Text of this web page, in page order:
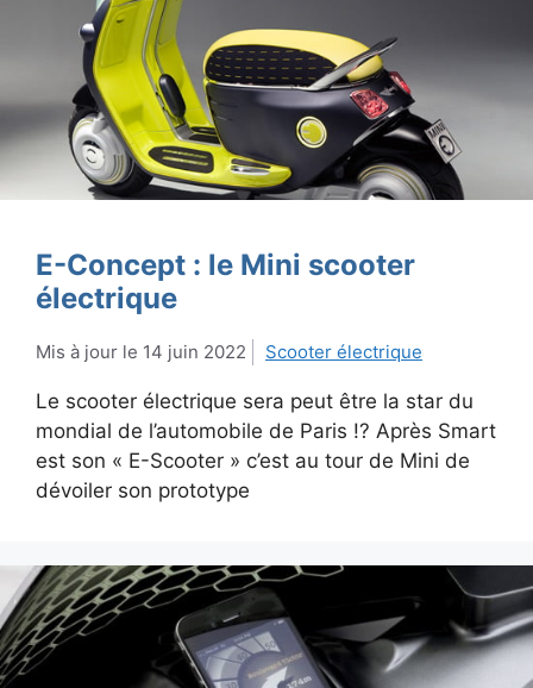
E-Concept : le Mini scooter
électrique
14 juin 2022 Scooter électrique
Le scooter électrique sera peut être la star du
mondial de l’automobile de Paris !? Après Smart
est son « E-Scooter » c’est au tour de Mini de
dévoiler son prototype